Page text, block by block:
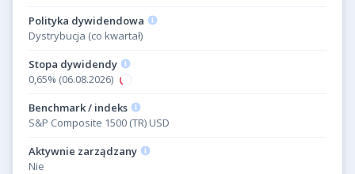
Polityka dywidendowa
Dystrybucja (co kwartał)
Stopa dywidendy
0,65% (06.08.2026)
Benchmark / indeks
S&P Composite 1500 (TR) USD
Aktywnie zarządzany
Nie